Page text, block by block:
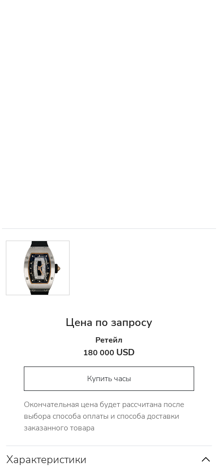
Цена по запросу
Ретейл
180 000 USD
Купить часы
Окончательная цена будет рассчитана после
выбора способа оплаты и способа доставки
заказанного товара
Характеристики